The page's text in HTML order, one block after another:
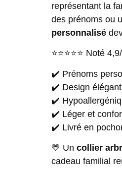
représentant la
des prénoms ou
personnalisé
⭐⭐⭐⭐⭐ Noté
✔️ Prénoms
✔️ Design
✔️
✔️ Léger et
✔️ Livré en
💛 Un collier
cadeau familial